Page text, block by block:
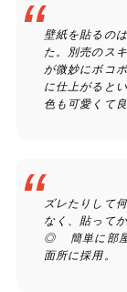
壁紙を貼るの
た。別売のス
が微妙にボコ
に仕上がると
色も可愛くて
ズレたりして
なく、貼って
◎ 簡単に部屋
面所に採用。